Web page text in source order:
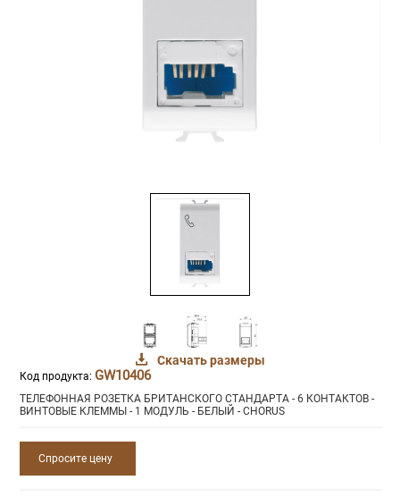
Скачать размеры
Код продукта: GW10406
ТЕЛЕФОННАЯ РОЗЕТКА БРИТАНСКОГО СТАНДАРТА - 6 КОНТАКТОВ -
ВИНТОВЫЕ КЛЕММЫ - 1 МОДУЛЬ - БЕЛЫЙ - CHORUS
Спросите цену